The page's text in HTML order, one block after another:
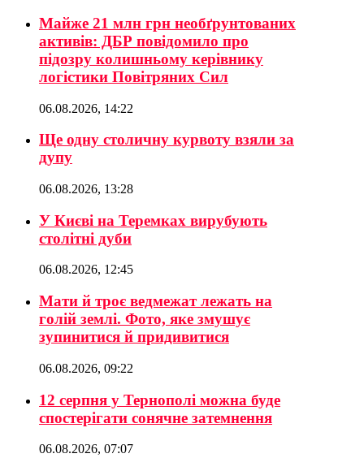
Майже 21 млн грн необґрунтованих
активів: ДБР повідомило про
підозру колишньому керівнику
логістики Повітряних Сил
06.08.2026, 14:22
Ще одну столичну курвоту взяли за
дупу
06.08.2026, 13:28
У Києві на Теремках вирубують
столітні дуби
06.08.2026, 12:45
Мати й троє ведмежат лежать на
голій землі. Фото, яке змушує
зупинитися й придивитися
06.08.2026, 09:22
12 серпня у Тернополі можна буде
спостерігати сонячне затемнення
06.08.2026, 07:07